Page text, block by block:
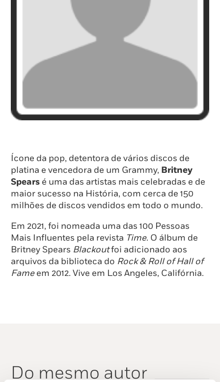
Ícone da pop, detentora de vários discos de
platina e vencedora de um Grammy, Britney
Spears é uma das artistas mais celebradas e de
maior sucesso na História, com cerca de 150
milhões de discos vendidos em todo o mundo.
Em 2021, foi nomeada uma das 100 Pessoas
Mais Influentes pela revista Time. O álbum de
Britney Spears Blackoutfoi adicionado aos
arquivos da biblioteca do Rock & Roll of Hall of
Fameem 2012. Vive em Los Angeles, Califórnia.
Do mesmo autor